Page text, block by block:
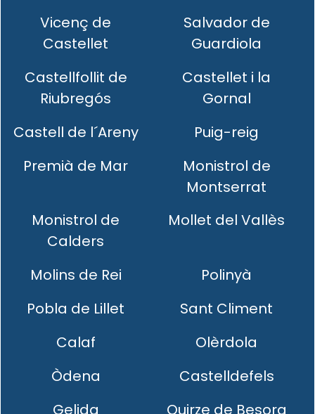
Vicenç de
Castellet
Salvador de
Guardiola
Castellfollit de
Riubregós
Castellet i la
Gornal
Castell de l´Areny
Puig-reig
Premià de Mar
Monistrol de
Montserrat
Monistrol de
Calders
Mollet del Vallès
Molins de Rei
Polinyà
Pobla de Lillet
Sant Climent
Calaf
Olèrdola
Òdena
Castelldefels
Gelida
Quirze de Besora